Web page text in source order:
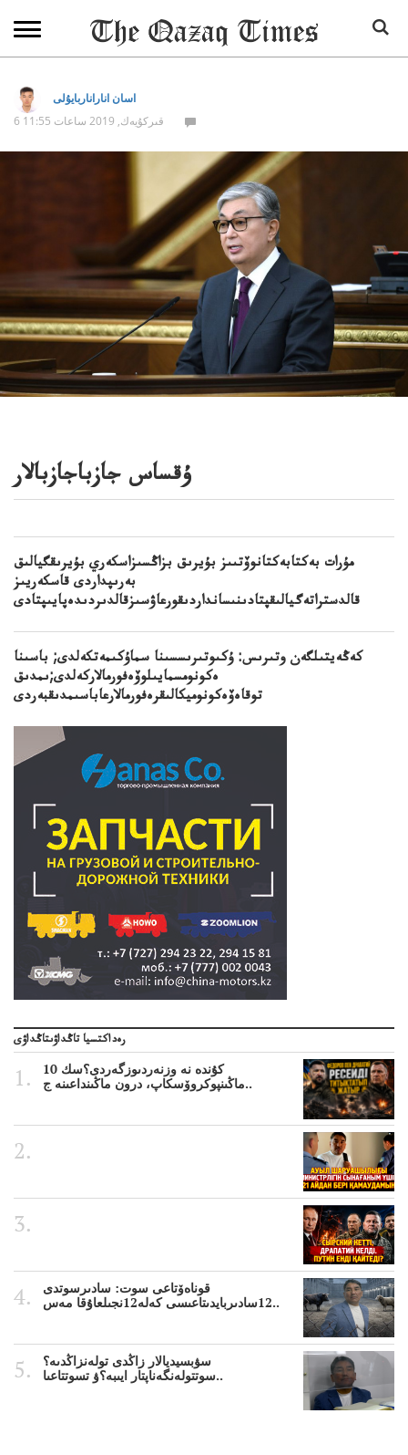
اسان اناراناربايۇلى
6 قىركۇيەك, 2019 ساعات 11:55
ۇقساس جازباجازبالار
مۇرات بەكتابەكتانوۆتىىز بۇيرىق بزاڭسىزاسكەري بۇيرىقگيالىق
بەرىپداردى قاسكەريىز
قالدستراتەگيالىقپتادىنىسانداردىقورعاۋسىزقالدىردىدەپايىپتادى
كەڭەيتىلگەن وتىرىس: ۇكىوتىرىسسىنا سماۇكىمەتكەلدى; باسىنا
ەكونومسمايىلوۆەفورمالاركەلدى;ىمدىق
توقاەۆەكونوميكالىقرەفورمالارعاباسىمدىقبەردى
رەداكتسيا تاڭداۋىتاڭداۋى
10 كۇندە نە وزنەردىوزگەردى؟سك
ماڭىنپوكروۆسكاپ، درون ماڭىنداعىنە ج..
قوناەۆتاعى سوت: سادىرسوتدى
12سادىربايدىتاعىسى كەلە12نجىلعاۇقا مەس..
سۋبسيديالار زاڭدى تولەنزاڭدىە؟
سوتتولەنگەناپتار ايىبە؟ۋ تسوتتاعىا..